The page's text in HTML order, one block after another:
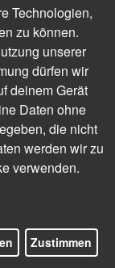
ordentlichen
2024, den
des
Euro
Höhe von
von
neue
Technologien,
zu können.
unserer
dürfen wir
deinem Gerät
Daten ohne
die nicht
werden wir zu
verwenden.
Zustimmen